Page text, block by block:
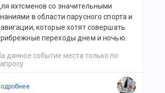
яхтсменов со значительными
в области парусного спорта и
которые хотят совершать
переходы днем и ночью.
данное событие места только по